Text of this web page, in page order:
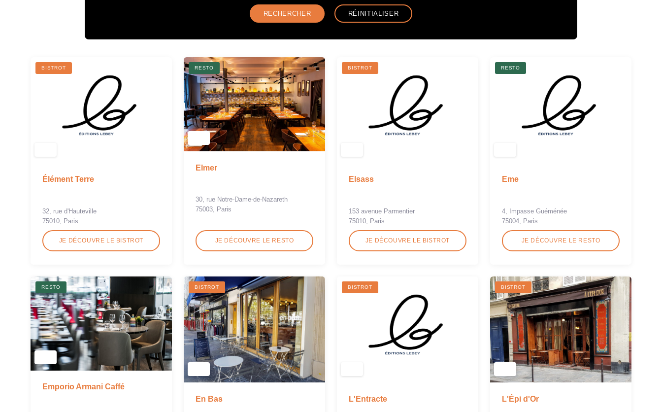
BISTROT
Élément Terre
32, rue d'Hauteville
75010, Paris
JE DÉCOUVRE LE BISTROT
RESTO
Elmer
30, rue Notre-Dame-de-Nazareth
75003, Paris
JE DÉCOUVRE LE RESTO
BISTROT
Elsass
153 avenue Parmentier
75010, Paris
JE DÉCOUVRE LE BISTROT
RESTO
Eme
4, Impasse Guéménée
75004, Paris
JE DÉCOUVRE LE RESTO
RESTO
Emporio Armani Caffé
BISTROT
En Bas
BISTROT
L'Entracte
BISTROT
L'Épi d'Or